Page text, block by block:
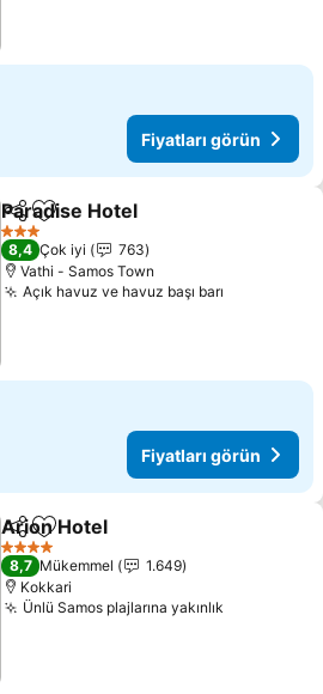
Fiyatları görün
PaylaşFavorilerime ekle
Paradise Hotel
3 Yıldız
8,4 Çok iyi
763
Vathi - Samos Town
Açık havuz ve havuz başı barı
Fiyatları görün
PaylaşFavorilerime ekle
Arion Hotel
4 Yıldız
8,7 Mükemmel
1.649
Kokkari
Ünlü Samos plajlarına yakınlık